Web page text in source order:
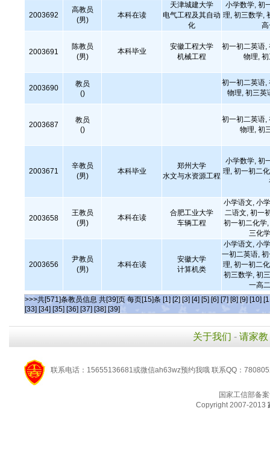
2003692
高教员
(男)
本科在读
天津城建大学
电气工程及其自动
化
小学数学, 初
理, 初三数学,
2003691
陈教员
(男)
本科毕业
安徽工程大学
机械工程
初一初二英语,
物理,
2003690
教员
()
初一初二英语,
物理, 初三英
2003687
教员
()
初一初二英语,
物理, 初
2003671
辛教员
(男)
本科毕业
郑州大学
水文与水资源工程
小学数学, 初
理, 初一初二
2003658
王教员
(男)
本科在读
合肥工业大学
车辆工程
小学语文, 小
二语文, 初一
初一初二化学
三化
2003656
尹教员
(男)
本科在读
安徽大学
计算机类
小学语文, 小
一初二英语,
理, 初一初二
初三数学, 初
一高
>>>共[571]条教员信息 共[39]页 每页[15]条 [1] [2] [3] [4] [5] [6] [7] [8] [9] [10]
[33] [34] [35] [36] [37] [38] [39]
关于我们 - 请家教
联系电话：15655136681或微信ah63wz预约我哦 联系QQ：
国家工信部备
Copyright 2007-2013